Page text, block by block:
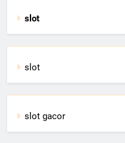
slot
slot
slot gacor